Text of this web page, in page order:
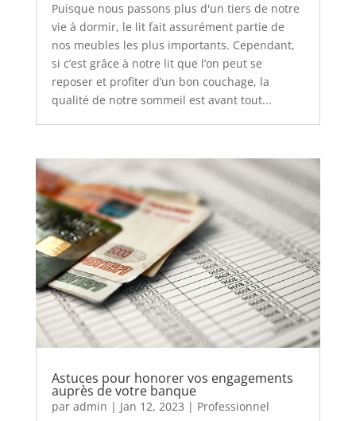
Puisque nous passons plus d'un tiers de notre
vie à dormir, le lit fait assurément partie de
nos meubles les plus importants. Cependant,
si c’est grâce à notre lit que l’on peut se
reposer et profiter d’un bon couchage, la
qualité de notre sommeil est avant tout...
Astuces pour honorer vos engagements
auprès de votre banque
par admin | Jan 12, 2023 | Professionnel